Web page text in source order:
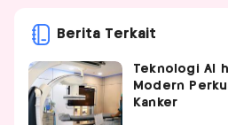
Berita Terkait
Teknologi AI
Modern
Kanker